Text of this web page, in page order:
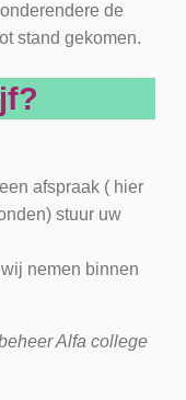
de
stand gekomen.
afspraak ( hier
stuur uw
nemen binnen
Alfa college